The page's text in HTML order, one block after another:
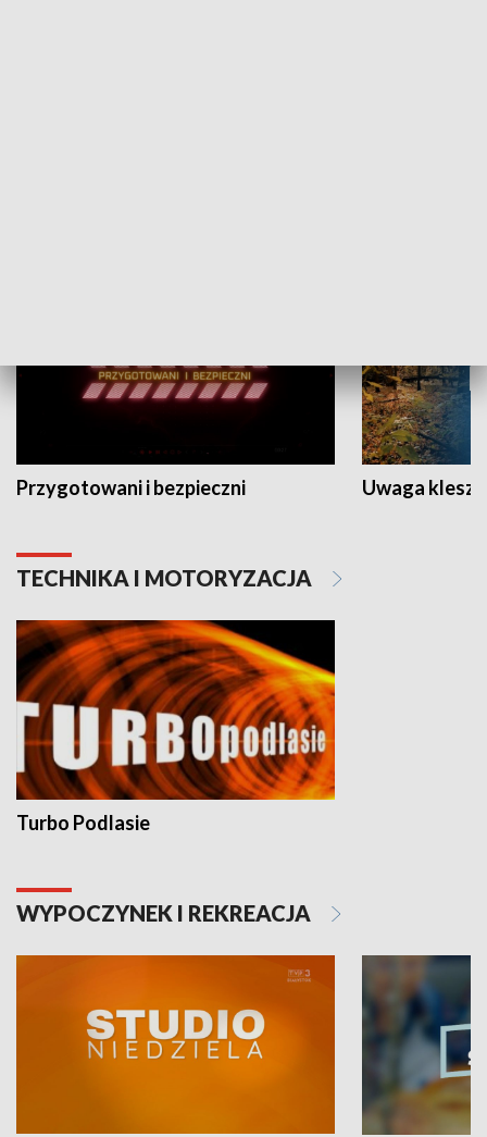
Przygotowani i bezpieczni Uwaga
TECHNIKA I MOTORYZACJA
Turbo Podlasie
WYPOCZYNEK I REKREACJA